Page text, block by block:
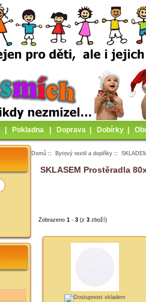
Pokladna Doprava Dobírky
Domů :: Bytový textil a doplňky ::
SKLASEM Prostěradla
Zobrazeno 1 - 3(z 3zboží)